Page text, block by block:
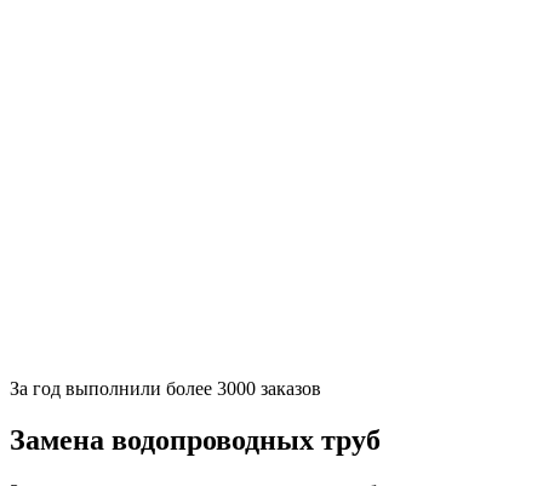
За год выполнили более 3000 заказов
Замена водопроводных труб